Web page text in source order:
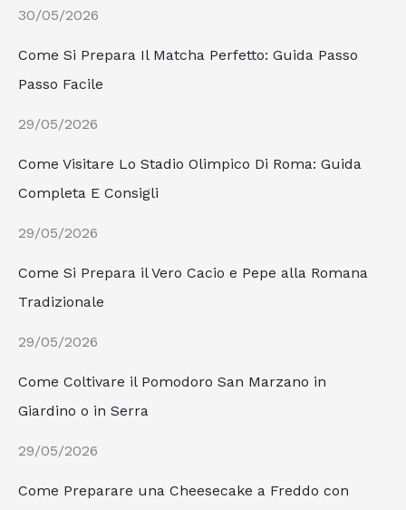
30/05/2026
Come Si Prepara Il Matcha Perfetto: Guida Passo
Passo Facile
29/05/2026
Come Visitare Lo Stadio Olimpico Di Roma: Guida
Completa E Consigli
29/05/2026
Come Si Prepara il Vero Cacio e Pepe alla Romana
Tradizionale
29/05/2026
Come Coltivare il Pomodoro San Marzano in
Giardino o in Serra
29/05/2026
Come Preparare una Cheesecake a Freddo con